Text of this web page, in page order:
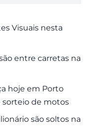
Visuais nesta
entre carretas na
hoje em Porto
sorteio de motos
são soltos na